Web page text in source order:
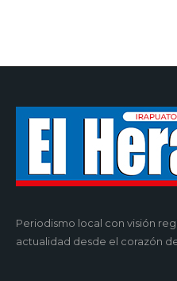
Periodismo local con visión
actualidad desde el corazón